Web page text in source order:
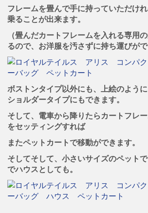
フレームを畳んで手に持っていただけ
乗ることが出来ます。
（畳んだカートフレームを入れる専用
るので、お洋服を汚さずに持ち運びがで
ボストンタイプ以外にも、上絵のよう
ショルダータイプにもできます。
そして、電車から降りたらカートフレ
をセッティングすれば
またペットカートで移動ができます。
そしてそして、小さいサイズのペット
でハウスとしても。